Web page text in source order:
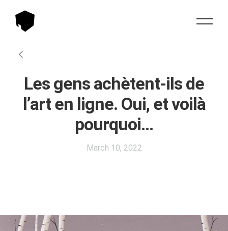
Les gens achètent-ils de
l’art en ligne. Oui, et voilà
pourquoi…
March 10, 2022